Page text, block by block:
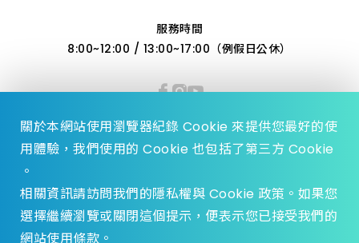
服務時間
8:00~12:00 / 13:00~17:00（例假日公休）
© 2023 Zhen Yu Hardware., All Rights reserved.
關於本網站使用瀏覽器紀錄 Cookie 來提供您最好的使
用體驗，我們使用的 Cookie 也包括了第三方 Cookie
。
相關資訊請訪問我們的隱私權與 Cookie 政策。如果您
選擇繼續瀏覽或關閉這個提示，便表示您已接受我們的
網站使用條款。